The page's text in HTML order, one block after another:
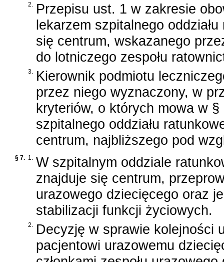
2.
Przepisu ust. 1 w zakresie
lekarzem szpitalnego
się centrum, wskazanego
do lotniczego zespołu
3.
Kierownik podmiotu
przez niego wyznaczony, w
kryteriów, o których mowa w
szpitalnego oddziału
centrum, najbliższego pod
§ 7. 1.
W szpitalnym oddziale
znajduje się centrum,
urazowego dziecięcego oraz
stabilizacji funkcji życiowych.
2.
Decyzję w sprawie kolejności
pacjentowi urazowemu